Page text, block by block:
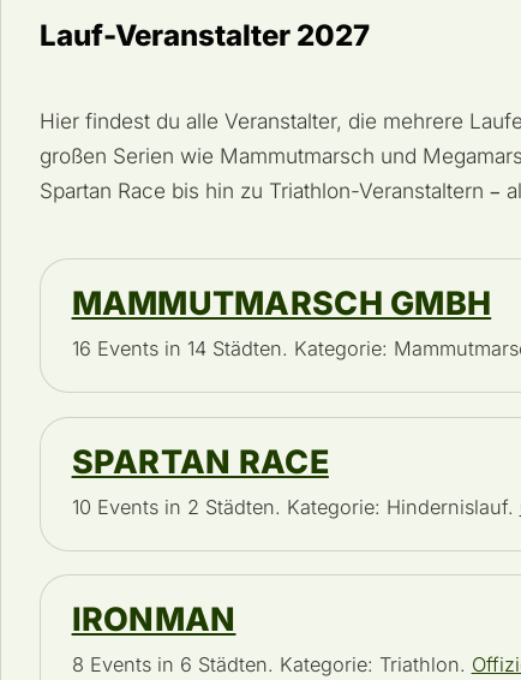
Lauf-Veranstalter 2027
Hier findest du alle Veranstalter, die mehrere
großen Serien wie Mammutmarsch und
Spartan Race bis hin zu Triathlon-Veranstaltern –
MAMMUTMARSCH GMBH
16 Events in 14 Städten. Kategorie:
SPARTAN RACE
10 Events in 2 Städten. Kategorie: Hindernislauf.
IRONMAN
8 Events in 6 Städten. Kategorie: Triathlon.